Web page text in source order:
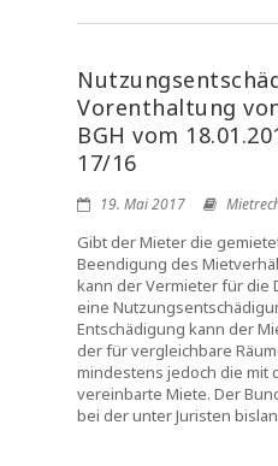
Vorenthaltung
BGH vom
17/16
19. Mai 2017
Gibt der Mieter die
Beendigung des
kann der Vermieter für die
eine
Entschädigung kann der
der für vergleichbare
mindestens jedoch die mit
vereinbarte Miete. Der
bei der unter Juristen